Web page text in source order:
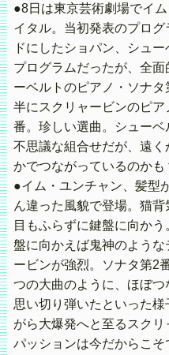
●8日は東京芸術劇場でイ
イタル。当初発表のプロ
ドにしたショパン、シュ
プログラムだったが、全
ーベルトのピアノ・ソナ
半にスクリャービンのピ
番。珍しい選曲。シュー
不思議な組合せだが、遠
かでつながっているのかも
●イム・ユンチャン、髪型
ん違った風貌で登場。猫
目もふらずに鍵盤に向か
盤に向かえば鬼神のよう
ービンが強烈。ソナタ第2
つの大曲のように、ほぼ
思い切り弾いたといった
がら大爆発へと至るスク
パッションは今だからこ